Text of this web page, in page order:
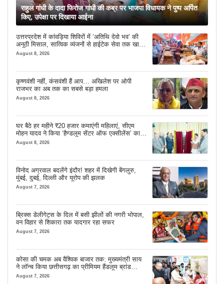
राहुल गांधी के दादा फिरोज गांधी की कब्र पर भाजपा विधायक ने पुष्प अर्पित
किए, उपेक्षा पर दिखाया आईना
उत्तरप्रदेश में कांवड़िया शिविरों में ‘अतिथि देवो भव’ की
अनूठी मिसाल, सात्विक व्यंजनों से हाईटेक सेवा तक खास
इंतजाम
August 8, 2026
कृष्णवंशी नहीं, कंसवंशी हैं आप… अखिलेश पर ओपी
राजभर का अब तक का सबसे बड़ा हमला
August 8, 2026
घर बैठे हर महीने ₹20 हजार कमाएंगी महिलाएं, सीएम
मोहन यादव ने किया ‘हैण्डलूम सेंटर ऑफ एक्सीलेंस’ का
शुभारंभ
August 8, 2026
विनोद अग्रवाल बदलेंगे इंदौर! शहर में दिखेगी बेंगलुरु,
मुंबई, दुबई, दिल्ली और यूरोप की झलक
August 7, 2026
ब्रिक्स डेलीगेट्स के दिल में बसी झीलों की नगरी भोपाल,
वन विहार से शिकारा तक यादगार रहा सफर
August 7, 2026
कोसा की चमक अब वैश्विक बाजार तक: मुख्यमंत्री साय
ने लॉन्च किया छत्तीसगढ़ का प्रीमियम हैंडलूम ब्रांड
‘कोशल फैब’
August 7, 2026